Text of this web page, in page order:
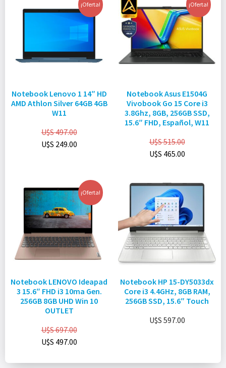
¡Oferta!
Notebook Lenovo 1 14″ HD
AMD Athlon Silver 64GB 4GB
W11
U$S497.00
U$S 249.00
¡Oferta!
Notebook Asus E1504G
Vivobook Go 15 Core i3
3.8Ghz, 8GB, 256GB SSD,
15.6″ FHD, Español, W11
U$S515.00
U$S 465.00
¡Oferta!
Notebook LENOVO Ideapad
3 15.6″ FHD i3 10ma Gen.
256GB 8GB UHD Win 10
OUTLET
U$S697.00
U$S 497.00
Notebook HP 15-DY5033dx
Core i3 4.4GHz, 8GB RAM,
256GB SSD, 15.6″ Touch
U$S 597.00